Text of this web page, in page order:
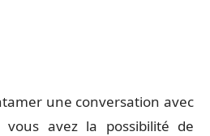
une conversation avec
vous avez la possibilité de